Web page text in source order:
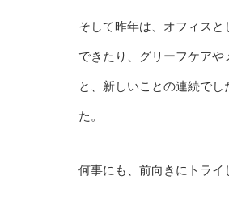
そして昨年は、オフィス
できたり、グリーフケア
と、新しいことの連続で
た。
何事にも、前向きにトライ